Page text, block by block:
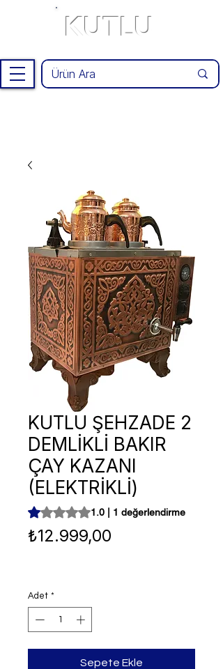
KUTLU
KUTLU ŞEHZADE 2
DEMLİKLİ BAKIR
ÇAY KAZANI
(ELEKTRİKLİ)
1 değerlendirmeye göre beş yıldız
1.0 | 1 değerlendirme
₺12.999,00
Adet *
Sepete Ekle